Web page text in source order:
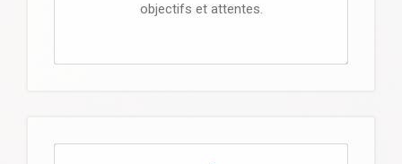
objectifs et attentes.